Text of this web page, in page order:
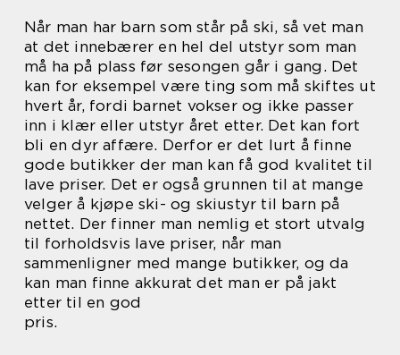
Når man har barn som står på ski, så vet man
at det innebærer en hel del utstyr som man
må ha på plass før sesongen går i gang. Det
kan for eksempel være ting som må skiftes ut
hvert år, fordi barnet vokser og ikke passer
inn i klær eller utstyr året etter. Det kan fort
bli en dyr affære. Derfor er det lurt å finne
gode butikker der man kan få god kvalitet til
lave priser. Det er også grunnen til at mange
velger å kjøpe ski- og skiustyr til barn på
nettet. Der finner man nemlig et stort utvalg
til forholdsvis lave priser, når man
sammenligner med mange butikker, og da
kan man finne akkurat det man er på jakt
etter til en god
pris.